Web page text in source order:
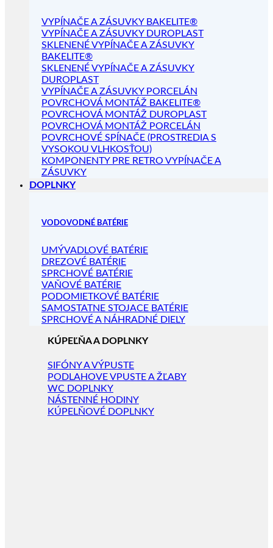
VYPÍNAČE A ZÁSUVKY BAKELITE®
VYPÍNAČE A ZÁSUVKY DUROPLAST
SKLENENÉ VYPÍNAČE A ZÁSUVKY
BAKELITE®
SKLENENÉ VYPÍNAČE A ZÁSUVKY
DUROPLAST
VYPÍNAČE A ZÁSUVKY PORCELÁN
POVRCHOVÁ MONTÁŽ BAKELITE®
POVRCHOVÁ MONTÁŽ DUROPLAST
POVRCHOVÁ MONTÁŽ PORCELÁN
POVRCHOVÉ SPÍNAČE (PROSTREDIA S
VYSOKOU VLHKOSŤOU)
KOMPONENTY PRE RETRO VYPÍNAČE A
ZÁSUVKY
DOPLNKY
VODOVODNÉ BATÉRIE
UMÝVADLOVÉ BATÉRIE
DREZOVÉ BATÉRIE
SPRCHOVÉ BATÉRIE
VAŇOVÉ BATÉRIE
PODOMIETKOVÉ BATÉRIE
SAMOSTATNE STOJACE BATÉRIE
SPRCHOVÉ A NÁHRADNÉ DIELY
KÚPEĽŇA A DOPLNKY
SIFÓNY A VÝPUSTE
PODLAHOVE VPUSTE A ŽĽABY
WC DOPLNKY
NÁSTENNÉ HODINY
KÚPELŇOVÉ DOPLNKY